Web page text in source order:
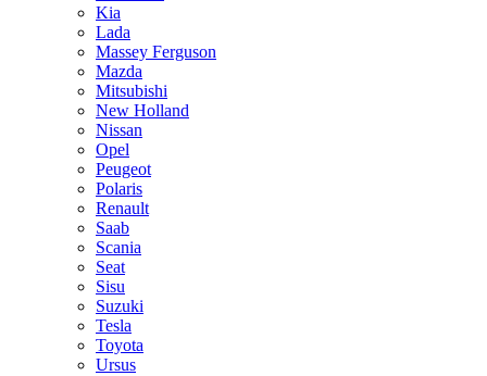
Kia
Lada
Massey Ferguson
Mazda
Mitsubishi
New Holland
Nissan
Opel
Peugeot
Polaris
Renault
Saab
Scania
Seat
Sisu
Suzuki
Tesla
Toyota
Ursus